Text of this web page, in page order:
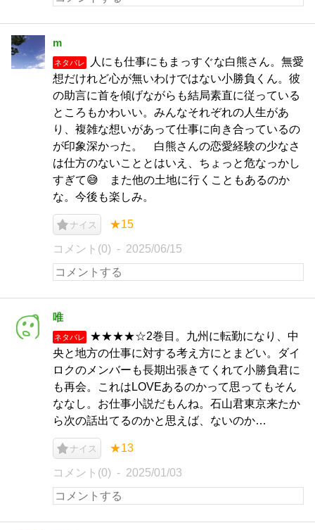
m
ネタバレ
人にも仕事にもまっすぐな白熊さん。無愛
想だけれど心が無いわけではない小勝負くん。彼
の助言に首を傾げながらも結局素直に従っている
ところもかわいい。みんなそれぞれの人生があ
り、複雑な想いがあって仕事に向き合っているの
が印象深かった。 白熊さんの恋愛経験の少なさ
は仕方のないこととはいえ、ちょっと危なっかし
すぎて😅 また他の土地に行くこともあるのか
な。今後も楽しみ。
ナイス ★15
コメント(0) 2025/06/15
唯
ネタバレ
★★★★☆2巻目。九州に転勤になり、中
央と地方の仕事に対する考え方にとまどい。ダイ
ロクのメンバーも長期出張きてくれて小勝負君に
も再会。これはLOVEあるのかって思ってもそん
ななし。お仕事小説だもんね。石山君東京来たか
ら次の話出てるのかと思えば、ないのか…
ナイス ★13
コメント(0) 2025/01/03